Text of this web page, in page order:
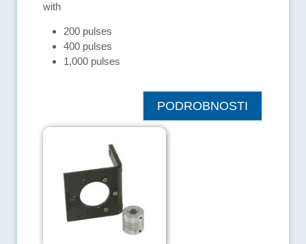
with
200 pulses
400 pulses
1,000 pulses
PODROBNOSTI